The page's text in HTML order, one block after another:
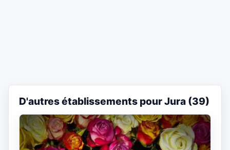
D'autres établissements pour Jura (39)